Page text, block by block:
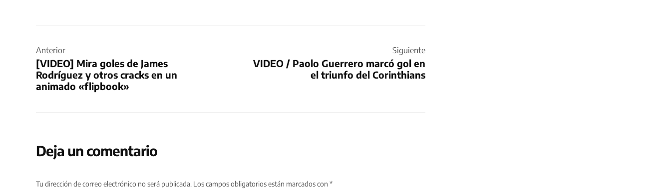
de
entradas
Anterior
[VIDEO] Mira goles de James
Rodríguez y otros cracks en un
animado «flipbook»
Siguiente
VIDEO / Paolo Guerrero marcó gol en
el triunfo del Corinthians
Deja un comentario
Tu dirección de correo electrónico no será publicada. Los campos obligatorios están marcados con *